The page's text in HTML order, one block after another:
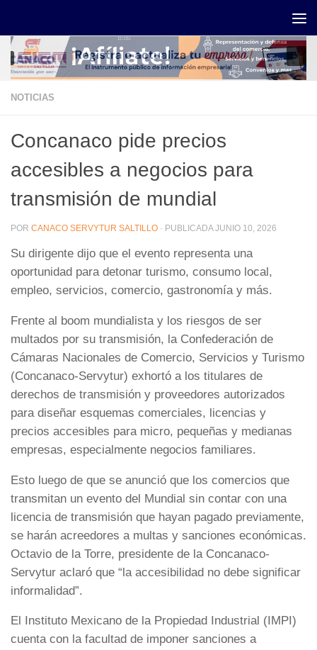
NOTICIAS
Concanaco pide precios
accesibles a negocios para
transmisión de mundial
POR CANACO SERVYTUR SALTILLO · PUBLICADAJUNIO 10, 2026
Su dirigente dijo que el evento representa una
oportunidad para detonar turismo, consumo local,
empleo, servicios, comercio, gastronomía y más.
Frente al boom mundialista y los riesgos de ser
multados por su transmisión, la Confederación de
Cámaras Nacionales de Comercio, Servicios y Turismo
(Concanaco-Servytur) exhortó a los titulares de
derechos de transmisión y proveedores autorizados
para diseñar esquemas comerciales, licencias y
precios accesibles para micro, pequeñas y medianas
empresas, especialmente negocios familiares.
Esto luego de que se anunció que los comercios que
transmitan un evento del Mundial sin contar con una
licencia de transmisión que hayan pagado previamente,
se harán acreedores a multas y sanciones económicas.
Octavio de la Torre, presidente de la Concanaco-
Servytur aclaró que “la accesibilidad no debe significar
informalidad”.
El Instituto Mexicano de la Propiedad Industrial (IMPI)
cuenta con la facultad de imponer sanciones a